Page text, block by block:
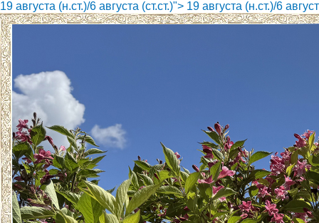
19 августа (н.ст.)/6 августа (ст.ст.)"> 19 августа (н.ст.)/6